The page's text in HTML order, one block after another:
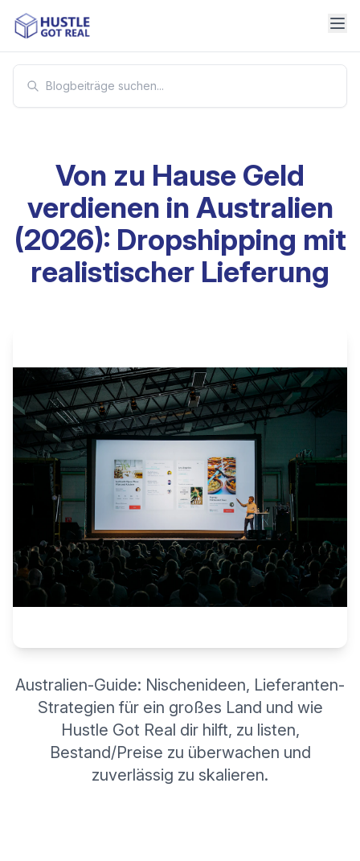
Von zu Hause Geld
verdienen in Australien
(2026): Dropshipping mit
realistischer Lieferung
Australien-Guide: Nischenideen, Lieferanten-
Strategien für ein großes Land und wie
Hustle Got Real dir hilft, zu listen,
Bestand/Preise zu überwachen und
zuverlässig zu skalieren.